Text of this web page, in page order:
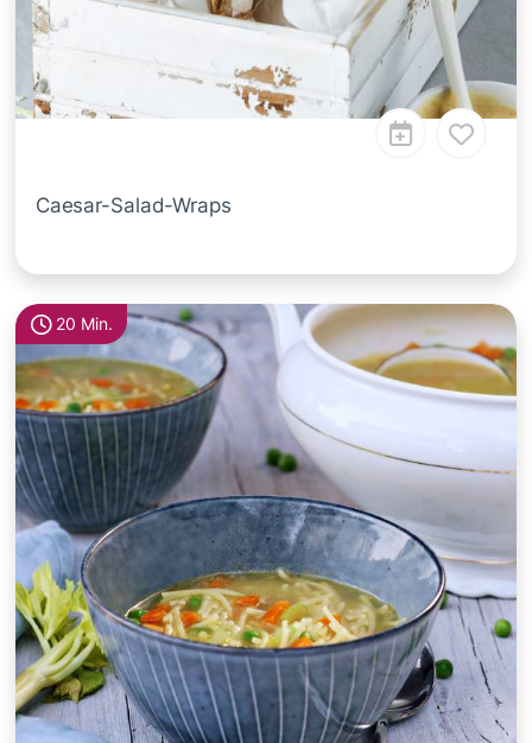
Caesar-Salad-Wraps
20 Min.